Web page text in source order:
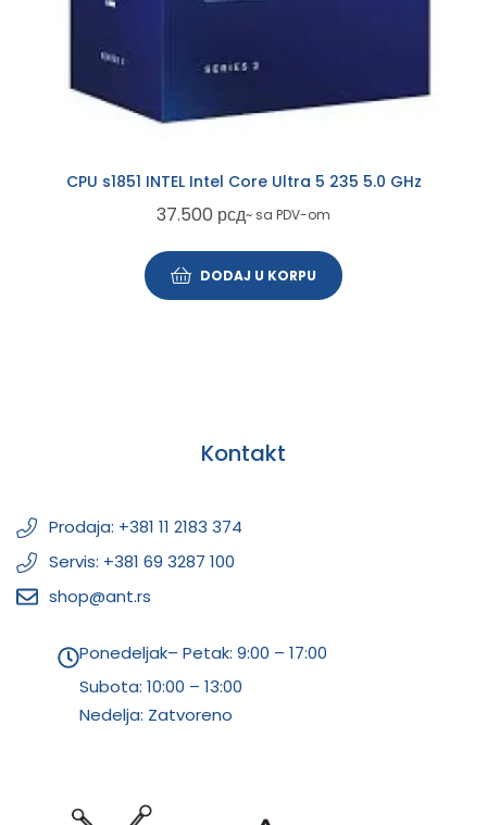
CPU s1851 INTEL Intel Core Ultra 5 235 5.0 GHz
37.500 рсд~ sa PDV-om
DODAJ U KORPU
Kontakt
Prodaja: +381 11 2183 374
Servis: +381 69 3287 100
shop@ant.rs
Ponedeljak– Petak: 9:00 – 17:00
Subota: 10:00 – 13:00
Nedelja: Zatvoreno